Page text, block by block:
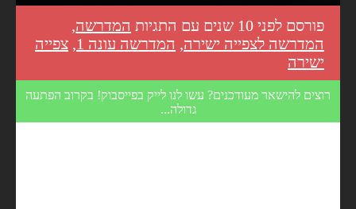
פורסם לפני 10 שנים עם התגיות המדרשה,
המדרשה לצפייה ישירה, המדרשה עונה 1 , צפייה
ישירה
רוצים להישאר מעודכנים? עשו לנו לייק בפייסבוק! בקרוב הפתעה
גדולה...